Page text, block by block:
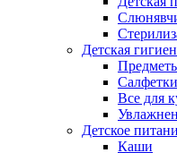
Детская
Все для
Детское
Каши